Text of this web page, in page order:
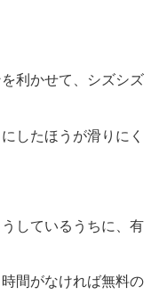
利かせて、シズシズ
したほうが滑りにく
しているうちに、有
間がなければ無料の